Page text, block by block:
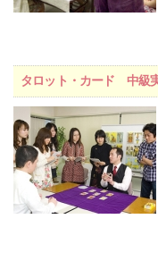
タロット・カード 中級